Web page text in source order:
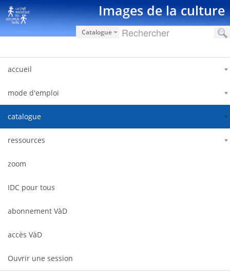
Saut au contenu Images de la culture
Catalogue
accueil
mode d'emploi
catalogue
ressources
zoom
IDC pour tous
abonnement VàD
accès VàD
Ouvrir une session